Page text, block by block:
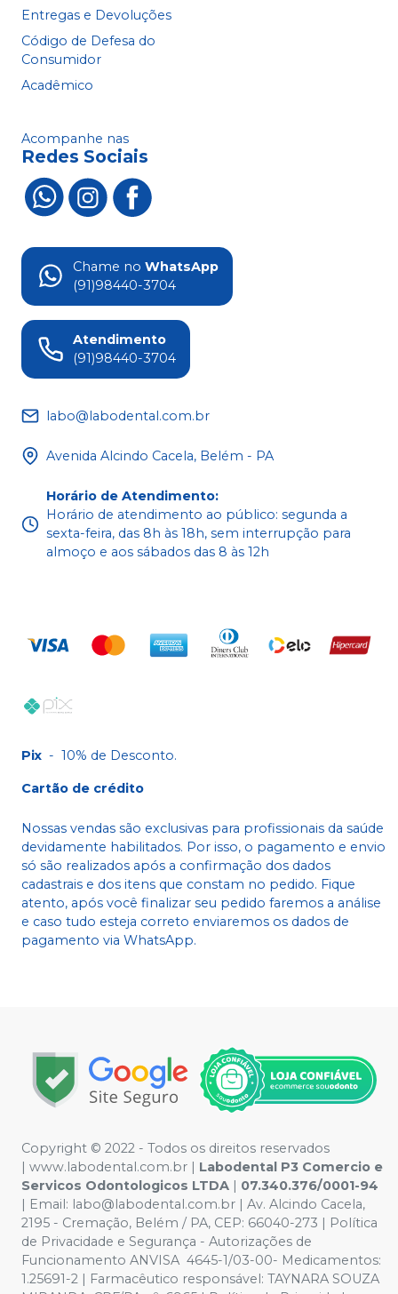
Entregas e Devoluções
Código de Defesa do
Consumidor
Acadêmico
Acompanhe nas
Redes Sociais
Chame no WhatsApp
(91)98440-3704
Atendimento
(91)98440-3704
labo@labodental.com.br
Avenida Alcindo Cacela, Belém - PA
Horário de Atendimento:
Horário de atendimento ao público: segunda a
sexta-feira, das 8h às 18h, sem interrupção para
almoço e aos sábados das 8 às 12h
Pix - 10% de Desconto.
Cartão de crédito
Nossas vendas são exclusivas para profissionais da saúde
devidamente habilitados. Por isso, o pagamento e envio
só são realizados após a confirmação dos dados
cadastrais e dos itens que constam no pedido. Fique
atento, após você finalizar seu pedido faremos a análise
e caso tudo esteja correto enviaremos os dados de
pagamento via WhatsApp.
Copyright © 2022 - Todos os direitos reservados
| www.labodental.com.br | Labodental P3 Comercio e
Servicos Odontologicos LTDA | 07.340.376/0001-94
| Email: labo@labodental.com.br | Av. Alcindo Cacela,
2195 - Cremação, Belém / PA, CEP: 66040-273 | Política
de Privacidade e Segurança - Autorizações de
Funcionamento ANVISA 4645-1/03-00- Medicamentos:
1.25691-2 | Farmacêutico responsável: TAYNARA SOUZA